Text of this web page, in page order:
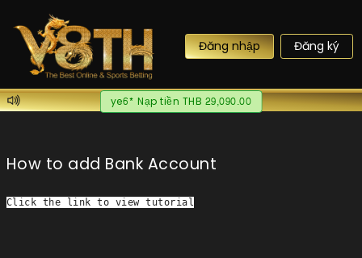
Đăng nhập Đăng ký
ye6* Nạp tiền THB 29,090.00
How to add Bank Account
Click the link to view tutorial